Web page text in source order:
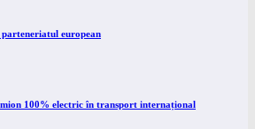
european
100% electric în transport internațional